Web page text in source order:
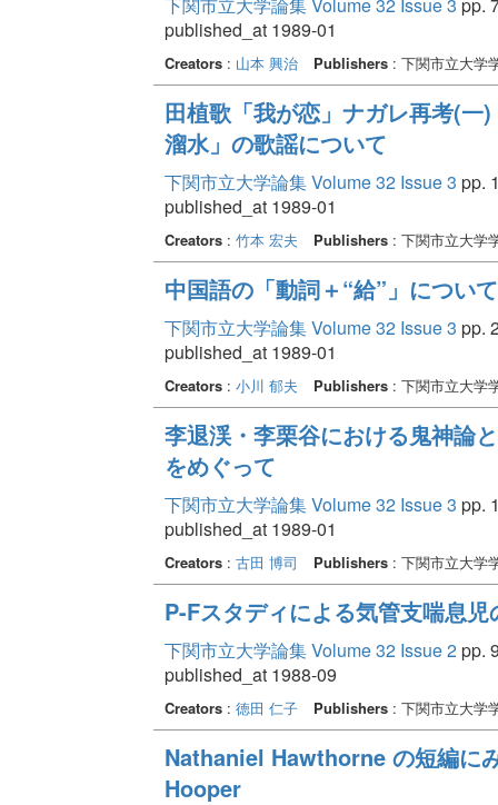
published_at 1989-01
Creators: 山本 興治 Publishers: 下関市立大学
田植歌「我が恋」ナガレ再考(
溜水」の歌謡について
下関市立大学論集 Volume 32 Issue 3 pp.
published_at 1989-01
Creators: 竹本 宏夫 Publishers: 下関市立大学
中国語の「動詞＋“給”」について
下関市立大学論集 Volume 32 Issue 3 pp.
published_at 1989-01
Creators: 小川 郁夫 Publishers: 下関市立大学
李退渓・李栗谷における鬼神
をめぐって
下関市立大学論集 Volume 32 Issue 3 pp.
published_at 1989-01
Creators: 古田 博司 Publishers: 下関市立大学
P-Fスタディによる気管支喘息
下関市立大学論集 Volume 32 Issue 2pp.
published_at 1988-09
Creators: 徳田 仁子 Publishers: 下関市立大学
Nathaniel Hawthorne の短編に
Hooper